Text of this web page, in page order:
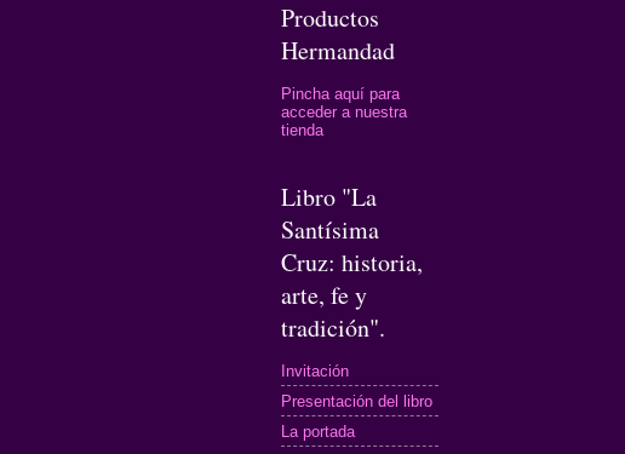
Productos
Hermandad
Pincha aquí para
acceder a nuestra
tienda
Libro "La
Santísima
Cruz: historia,
arte, fe y
tradición".
Invitación
Presentación del libro
La portada